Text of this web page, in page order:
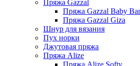
Пряжа Gazzal
Пряжа Gazzal Baby
Пряжа Gazzal Giza
Шнур для вязания
Пух норки
Джутовая пряжа
Пряжа Alize
Пряжа Alize Softy